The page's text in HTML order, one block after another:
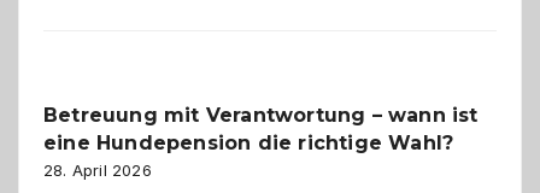
Betreuung mit Verantwortung – wann ist
eine Hundepension die richtige Wahl?
28. April 2026